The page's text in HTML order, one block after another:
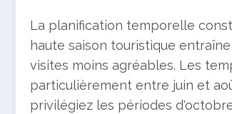
La planification temporelle
haute saison touristique
visites moins agréables. Les
particulièrement entre juin et
privilégiez les périodes